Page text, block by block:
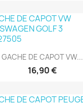
GACHE DE CAPOT VW...
16,90 €